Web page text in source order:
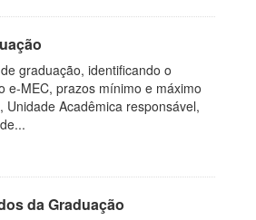
graduação, identificando o
e-MEC, prazos mínimo e máximo
Unidade Acadêmica responsável,
da Graduação